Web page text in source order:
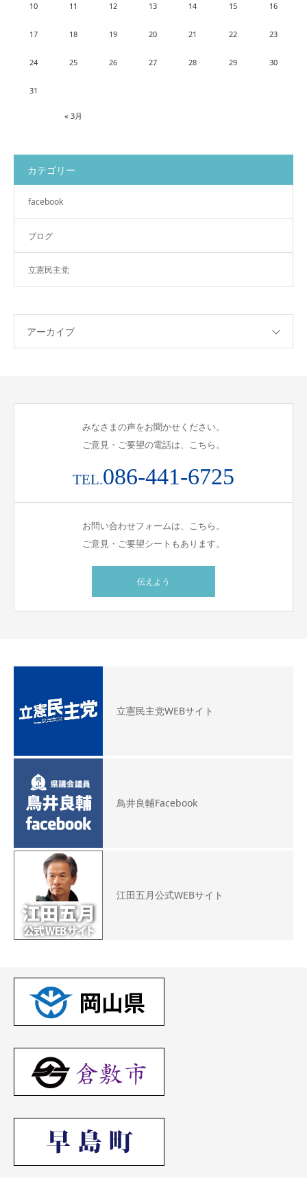
« 3月
10 11 12 13 14 15 16
17 18 19 20 21 22 23
24 25 26 27 28 29 30
31
カテゴリー
facebook
ブログ
立憲民主党
アーカイブ
みなさまの声をお聞かせください。
ご意見・ご要望の電話は、こちら。
TEL.086-441-6725
お問い合わせフォームは、こちら。
ご意見・ご要望シートもあります。
伝えよう
立憲民主党WEBサイト
鳥井良輔Facebook
江田五月公式WEBサイト